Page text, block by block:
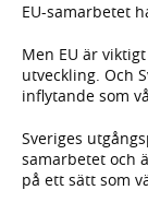
EU-samarbetet
Men EU är
utveckling. Och
inflytande som
Sveriges
samarbetet och
på ett sätt som